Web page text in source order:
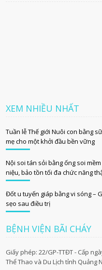
XEM NHIỀU NHẤT
Tuần lễ Thế giới Nuôi con bằng
mẹ cho một khởi đầu bền vững
Nội soi tán sỏi bằng ống soi
niệu, bảo tồn tối đa chức năng
Đốt u tuyến giáp bằng vi sóng –
sẹo sau điều trị
BỆNH VIỆN BÃI CHÁY
Giấy phép: 22/GP-TTĐT - Cấp
Thể Thao và Du Lịch tỉnh Quảng